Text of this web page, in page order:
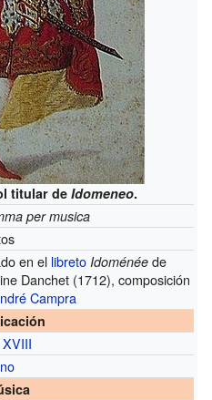
titular de Idomeneo.
per musica
en el libreto Idoménée de
Danchet (1712), composición
Campra